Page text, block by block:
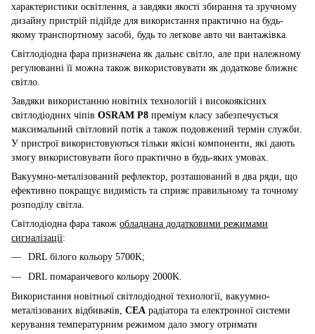
характеристики освітлення, а завдяки якості збирання та зручному
дизайну пристрій підійде для використання практично на будь-
якому транспортному засобі, будь то легкове авто чи вантажівка.
Світлодіодна фара призначена як дальнє світло, але при належному
регулюванні її можна також використовувати як додаткове ближнє
світло.
Завдяки використанню новітніх технологій і високоякісних
світлодіодних чіпів OSRAM P8 преміум класу забезпечується
максимальний світловий потік а також подовжений термін служби.
У пристрої використовуються тільки якісні компоненти, які дають
змогу використовувати його практично в будь-яких умовах.
Вакуумно-металізований рефлектор, розташований в два ряди, що
ефективно покращує видимість та сприяє правильному та точному
розподілу світла.
Світлодіодна фара також обладнана додатковими режимами
сигналізації:
DRL білого кольору 5700K;
DRL помаранчевого кольору 2000K.
Використання новітньої світлодіодної технології, вакуумно-
металізованих відбивачів, CEA радіатора та електронної системи
керування температурним режимом дало змогу отримати